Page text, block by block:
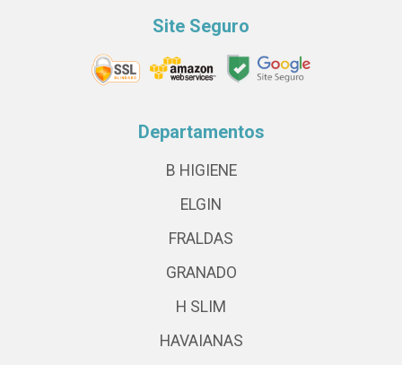
Site Seguro
Departamentos
B HIGIENE
ELGIN
FRALDAS
GRANADO
H SLIM
HAVAIANAS